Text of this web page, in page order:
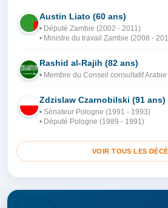
ZA
Austin Liato (60 ans)
• Député Zambie (2002 - 2011)
• Ministre du travail Zambie (2008 -
AR
Rashid al-Rajih (82 ans)
• Membre du Conseil consultatif
PO
Zdzislaw Czarnobilski (91 ans)
• Sénateur Pologne (1991 - 1993)
• Député Pologne (1989 - 1991)
VOIR TOUS LES